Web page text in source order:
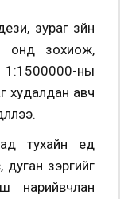
зураг зүйн
онд зохиож,
ны
худалдан авч
тухайн үед
дуган зэргийг
нарийвчлан